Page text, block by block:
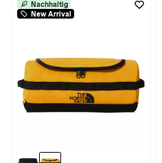
Nachhaltig
New Arrival